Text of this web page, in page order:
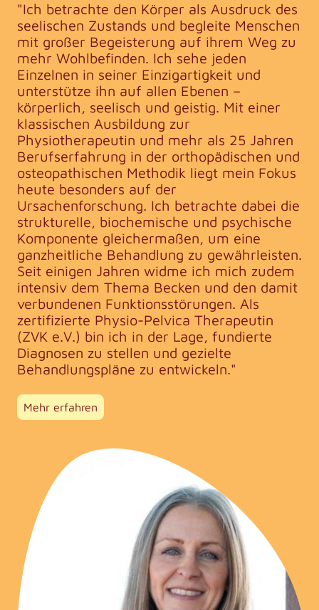
"Ich betrachte den Körper als Ausdruck des
seelischen Zustands und begleite Menschen
mit großer Begeisterung auf ihrem Weg zu
mehr Wohlbefinden. Ich sehe jeden
Einzelnen in seiner Einzigartigkeit und
unterstütze ihn auf allen Ebenen –
körperlich, seelisch und geistig. Mit einer
klassischen Ausbildung zur
Physiotherapeutin und mehr als 25 Jahren
Berufserfahrung in der orthopädischen und
osteopathischen Methodik liegt mein Fokus
heute besonders auf der
Ursachenforschung. Ich betrachte dabei die
strukturelle, biochemische und psychische
Komponente gleichermaßen, um eine
ganzheitliche Behandlung zu gewährleisten.
Seit einigen Jahren widme ich mich zudem
intensiv dem Thema Becken und den damit
verbundenen Funktionsstörungen. Als
zertifizierte Physio-Pelvica Therapeutin
(ZVK e.V.) bin ich in der Lage, fundierte
Diagnosen zu stellen und gezielte
Behandlungspläne zu entwickeln."
Mehr erfahren